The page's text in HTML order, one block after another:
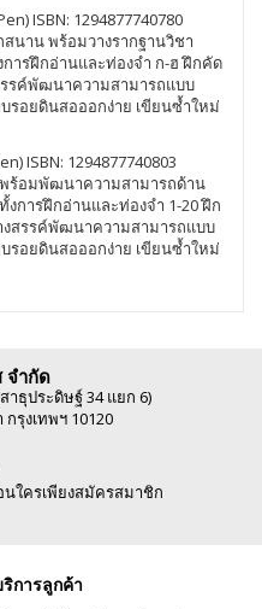
ISBN: 1294877740780
นาน พร้อมวางรากฐานวิชา
ารฝึกอ่านและท่องจำ ก-ฮ ฝึกคัด
รรค์พัฒนาความสามารถแบบ
รอยดินสอออกง่าย เขียนซ้ำใหม่
ISBN: 1294877740803
พร้อมพัฒนาความสามารถด้าน
การฝึกอ่านและท่องจำ 1-20 ฝึก
งสรรค์พัฒนาความสามารถแบบ
รอยดินสอออกง่าย เขียนซ้ำใหม่
จำกัด
ธุประดิษฐ์ 34 แยก 6)
รุงเทพฯ 10120
ใครเพียงสมัครสมาชิก
การลูกค้า